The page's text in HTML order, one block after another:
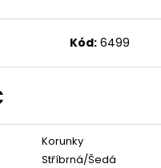
Kód: 6499
Korunky
Stříbrná/Šedá